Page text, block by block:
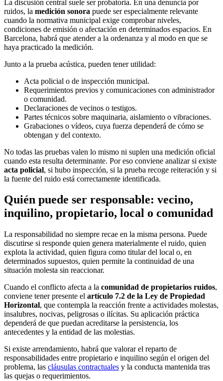
La discusión central suele ser probatoria. En una denuncia por
ruidos, la medición sonora puede ser especialmente relevante
cuando la normativa municipal exige comprobar niveles,
condiciones de emisión o afectación en determinados espacios. En
Barcelona, habrá que atender a la ordenanza y al modo en que se
haya practicado la medición.
Junto a la prueba acústica, pueden tener utilidad:
Acta policial o de inspección municipal.
Requerimientos previos y comunicaciones con administrador
o comunidad.
Declaraciones de vecinos o testigos.
Partes técnicos sobre maquinaria, aislamiento o vibraciones.
Grabaciones o vídeos, cuya fuerza dependerá de cómo se
obtengan y del contexto.
No todas las pruebas valen lo mismo ni suplen una medición oficial
cuando esta resulta determinante. Por eso conviene analizar si existe
acta policial, si hubo inspección, si la prueba recoge reiteración y si
la fuente del ruido está correctamente identificada.
Quién puede ser responsable: vecino,
inquilino, propietario, local o comunidad
La responsabilidad no siempre recae en la misma persona. Puede
discutirse si responde quien genera materialmente el ruido, quien
explota la actividad, quien figura como titular del local o, en
determinados supuestos, quien permite la continuidad de una
situación molesta sin reaccionar.
Cuando el conflicto afecta a la comunidad de propietarios ruidos,
conviene tener presente el artículo 7.2 de la Ley de Propiedad
Horizontal, que contempla la reacción frente a actividades molestas,
insalubres, nocivas, peligrosas o ilícitas. Su aplicación práctica
dependerá de que puedan acreditarse la persistencia, los
antecedentes y la entidad de las molestias.
Si existe arrendamiento, habrá que valorar el reparto de
responsabilidades entre propietario e inquilino según el origen del
problema, las cláusulas contractuales y la conducta mantenida tras
las quejas o requerimientos.